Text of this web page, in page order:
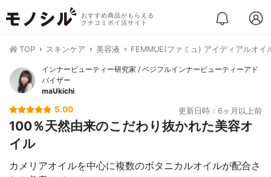
おすすめ商品がもらえる
クチコミポイ活サイト
TOP スキンケア 美容液 FEMMUE(ファミュ) アイディアルオイ
インナービューティー研究家 / ベジフルインナービューティーアド
バイザー
maUkichi
5.00 更新日時：6ヶ月以上前
100％天然由来のこだわり抜かれた美容オ
イル
カメリアオイルを中心に複数のボタニカルオイルが配合さ